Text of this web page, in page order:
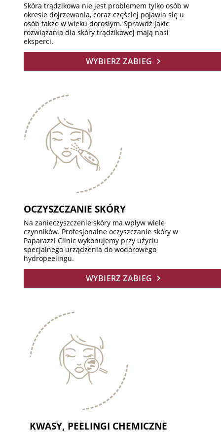
Skóra trądzikowa nie jest problemem tylko osób w
okresie dojrzewania, coraz częściej pojawia się u
osób także w wieku dorosłym. Sprawdź jakie
rozwiązania dla skóry trądzikowej mają nasi
eksperci.
WYBIERZ ZABIEG
OCZYSZCZANIE SKÓRY
Na zanieczyszczenie skóry ma wpływ wiele
czynników. Profesjonalne oczyszczanie skóry w
Paparazzi Clinic wykonujemy przy użyciu
specjalnego urządzenia do wodorowego
hydropeelingu.
WYBIERZ ZABIEG
KWASY, PEELINGI CHEMICZNE